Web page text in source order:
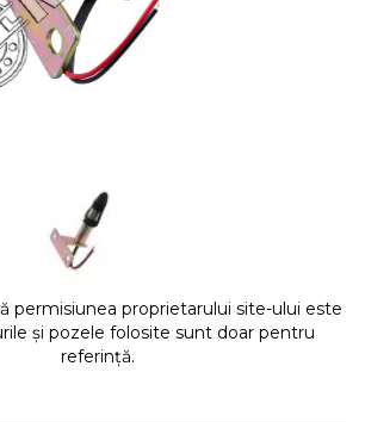
permisiunea proprietarului site-ului este
și pozele folosite sunt doar pentru
referință.